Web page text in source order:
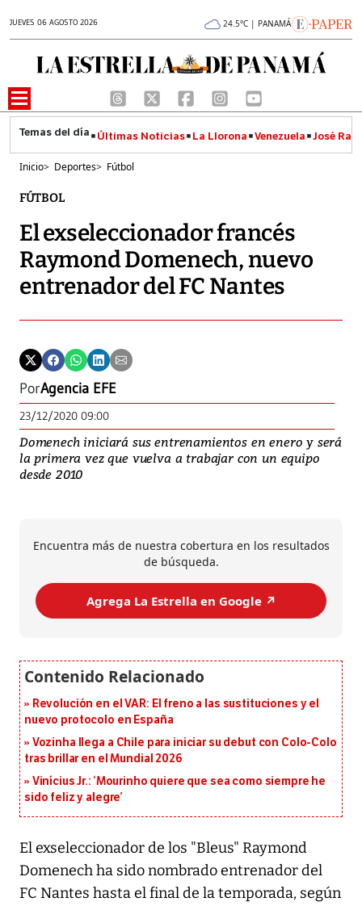
JUEVES 06 AGOSTO 2026 24.5°C | PANAMÁ
Últimas Noticias La Llorona Venezuela José
Inicio> Deportes> Fútbol
FÚTBOL
El exseleccionador francés
Raymond Domenech, nuevo
entrenador del FC Nantes
PorAgencia EFE
23/12/2020 09:00
Domenech iniciará sus entrenamientos en enero y será
la primera vez que vuelva a trabajar con un equipo
desde 2010
Encuentra más de nuestra cobertura en los resultados
de búsqueda.
Agrega La Estrella en Google ↗️
Revolución en el VAR: El freno a las sustituciones y el
nuevo protocolo en España
Vozinha llega a Chile para iniciar su debut con Colo-Colo
tras brillar en el Mundial 2026
Vinícius Jr.: ‘Mourinho quiere que sea como siempre he
sido feliz y alegre’
El exseleccionador de los "Bleus" Raymond
Domenech ha sido nombrado entrenador del
FC Nantes hasta el final de la temporada, según